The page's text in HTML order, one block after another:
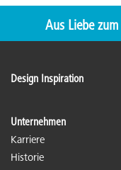
Aus Liebe
Design Inspiration
Unternehmen
Karriere
Historie